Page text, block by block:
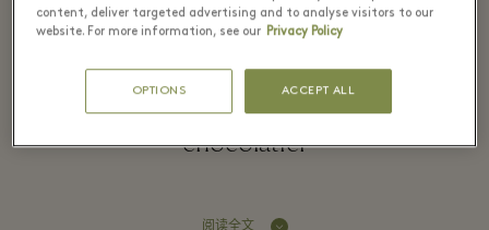
Ireland’s premier family-owned luxury
chocolatier
阅读全文
content, deliver targeted advertising and to analyse visitors to our
website. For more information, see our Privacy Policy
OPTIONS ACCEPT ALL